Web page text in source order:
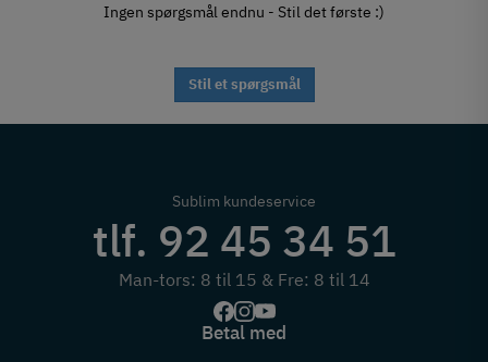
Ingen spørgsmål endnu - Stil det første :)
Stil et spørgsmål
Sublim kundeservice
tlf. 92 45 34 51
Man-tors: 8 til 15 & Fre: 8 til 14
Betal med